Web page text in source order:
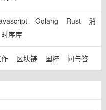
Golang Rust
消
时序库
区块链 国粹 问与答